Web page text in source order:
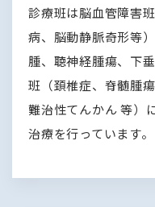
診療班は脳血管障害
病、脳動静脈奇形等
腫、聴神経腫瘍、下
班（頚椎症、脊髄腫
難治性てんかん 等）
治療を行っています。